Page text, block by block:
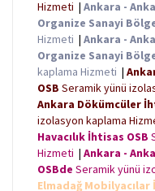
Hizmeti | Ankara -
Organize Sanayi
Hizmeti | Ankara -
Organize Sanayi
kaplama Hizmeti |
OSB Seramik yünü
Ankara Dökümcüler
izolasyon kaplama
Havacılık İhtisas OSB
Hizmeti | Ankara -
OSBde Seramik yünü
Elmadağ Mobilyacılar